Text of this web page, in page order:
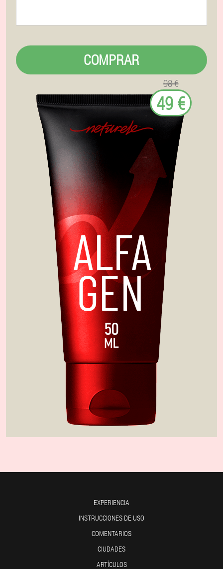
COMPRAR
98 €
49 €
EXPERIENCIA
INSTRUCCIONES DE USO
COMENTARIOS
CIUDADES
ARTÍCULOS